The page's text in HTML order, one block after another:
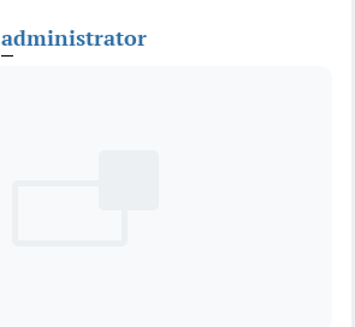
administrator